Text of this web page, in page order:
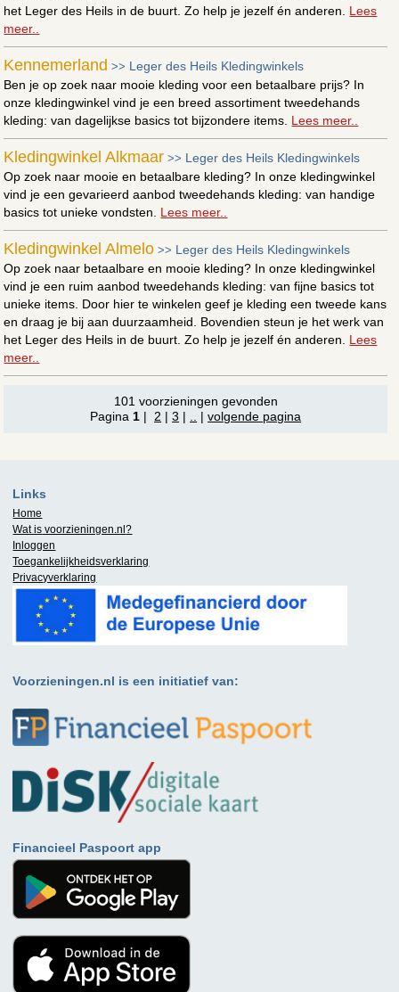
het Leger des Heils in de buurt. Zo help je jezelf én anderen. Lees
meer..
Kennemerland >> Leger des Heils Kledingwinkels
Ben je op zoek naar mooie kleding voor een betaalbare prijs? In
onze kledingwinkel vind je een breed assortiment tweedehands
kleding: van dagelijkse basics tot bijzondere items. Lees meer..
Kledingwinkel Alkmaar >> Leger des Heils Kledingwinkels
Op zoek naar mooie en betaalbare kleding? In onze kledingwinkel
vind je een gevarieerd aanbod tweedehands kleding: van handige
basics tot unieke vondsten. Lees meer..
Kledingwinkel Almelo >> Leger des Heils Kledingwinkels
Op zoek naar betaalbare en mooie kleding? In onze kledingwinkel
vind je een ruim aanbod tweedehands kleding: van fijne basics tot
unieke items. Door hier te winkelen geef je kleding een tweede kans
en draag je bij aan duurzaamheid. Bovendien steun je het werk van
het Leger des Heils in de buurt. Zo help je jezelf én anderen. Lees
meer..
101 voorzieningen gevonden
Pagina 1 | 2 |3 | |volgende pagina
Links
Home
Wat is voorzieningen.nl?
Inloggen
Toegankelijkheidsverklaring
Privacyverklaring
Voorzieningen.nl is een initiatief van:
Financieel Paspoort app